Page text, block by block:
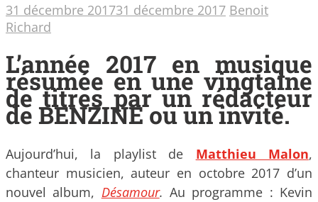
31 décembre 201731 décembre 2017 Benoit
Richard
L’année 2017 en musique
résumée en une vingtaine
de titres par un rédacteur
de BENZINE ou un invité.
Aujourd’hui, la playlist de Matthieu Malon,
chanteur musicien, auteur en octobre 2017 d’un
nouvel album, Désamour.Au programme : Kevin